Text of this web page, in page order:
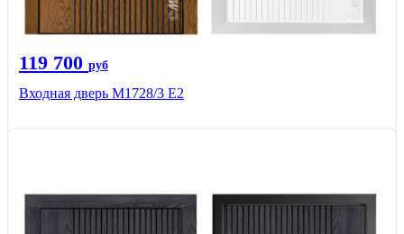
119 700 руб
Входная дверь М1728/3 Е2